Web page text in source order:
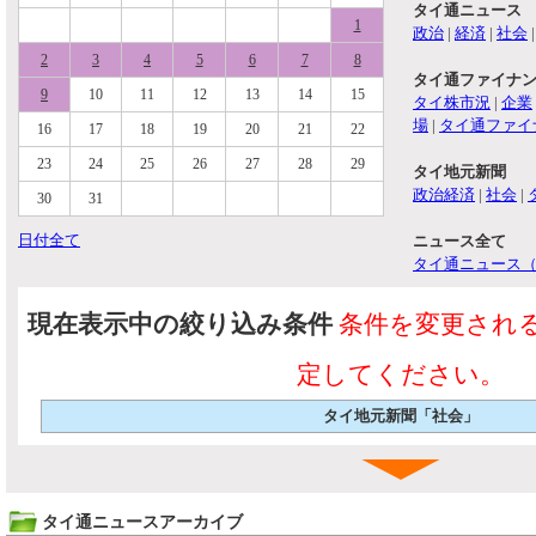
1
2 3 4 5 6 7 8
9 10 11 12 13 14 15
16 17 18 19 20 21 22
23 24 25 26 27 28 29
30 31
日付全て
タイ通ニュース
政治 | 経済 | 社会
タイ通ファイナ
タイ株市況 | 企業
場 | タイ通ファ
タイ地元新聞
政治経済 | 社会 |
ニュース全て
タイ通ニュース
現在表示中の絞り込み条件 条件を変更され
定してください。
タイ地元新聞「社会」
タイ通ニュースアーカイブ